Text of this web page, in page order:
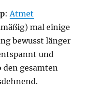
:Atmet
mal einige
bewusst länger
und
den gesamten